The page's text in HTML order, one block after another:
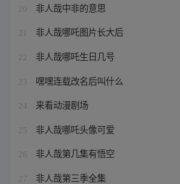
20 非人哉中非的意思
21 非人哉哪吒图片长大后
22 非人哉哪吒生日几号
23 嘿嘿连载改名后叫什么
24 来看动漫剧场
25 非人哉哪吒头像可爱
26 非人哉第几集有悟空
27 非人哉第三季全集